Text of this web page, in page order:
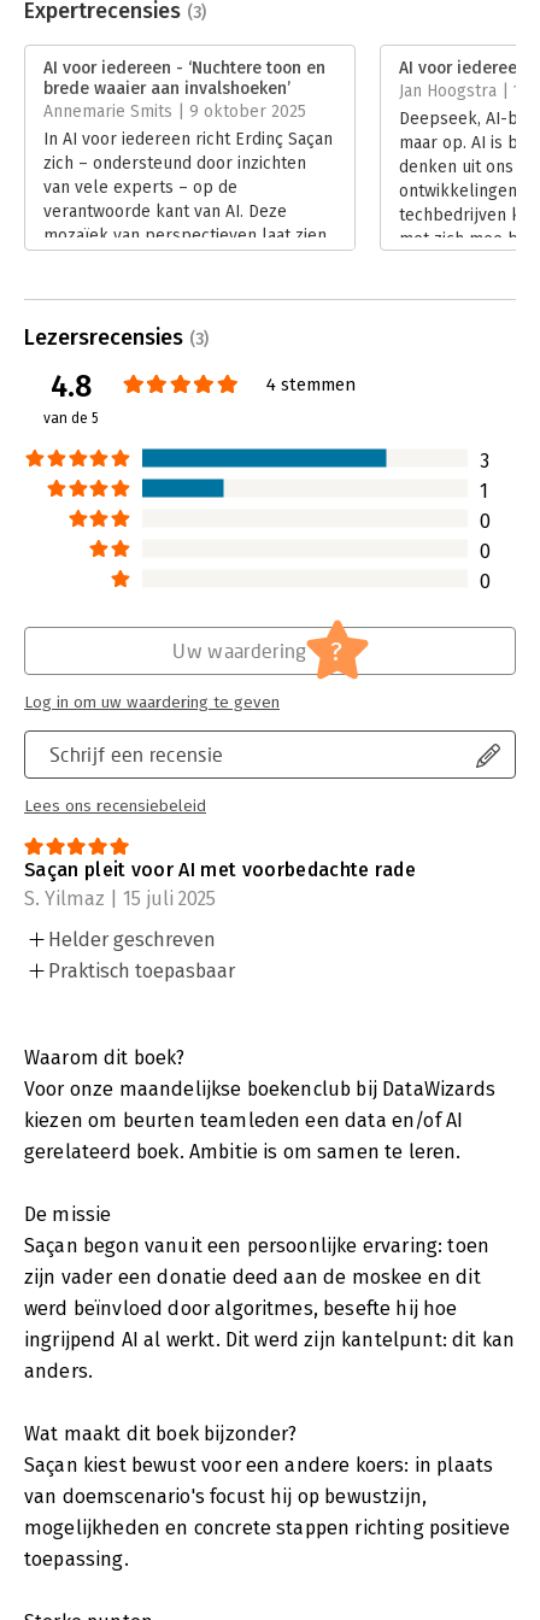
Uitgever:
Van Duuren Media
Verschijningsdatum:
Hoofdrubriek: IT-management / ICT
Mens en
maatschappij
Expertrecensies (3)
AI voor iedereen - ‘Nuchtere toon en
brede waaier aan invalshoeken’
Annemarie Smits | 9 oktober 2025
In AI voor iedereen richt Erdinç Saçan
zich – ondersteund door inzichten
van vele experts – op de
verantwoorde kant van AI. Deze
mozaïek van perspectieven laat zien
gaat Annemarie Smits in op de
geconfronteerd bij het gebruik van
Lees verder
AI voor iedereen -
Jan Hoogstra | 14
Deepseek, AI-
maar op. AI is
denken uit ons
ontwikkelingen
techbedrijven
met zich mee
Lezersrecensies (3)
4.8
van de 5
4 stemmen
3
1
0
0
0
Schrijf een recensie
Lees ons recensiebeleid
Uw waardering ?
Log in om uw waardering te geven
Saçan pleit voor AI met voorbedachte rade
S. Yilmaz | 15 juli 2025
Helder geschreven
Praktisch toepasbaar
Waarom dit boek?
Voor onze maandelijkse boekenclub bij DataWizards
kiezen om beurten teamleden een data en/of AI
gerelateerd boek. Ambitie is om samen te leren.
De missie
Saçan begon vanuit een persoonlijke ervaring: toen
zijn vader een donatie deed aan de moskee en dit
werd beïnvloed door algoritmes, besefte hij hoe
ingrijpend AI al werkt. Dit werd zijn kantelpunt: dit kan
anders.
Wat maakt dit boek bijzonder?
Saçan kiest bewust voor een andere koers: in plaats
van doemscenario's focust hij op bewustzijn,
mogelijkheden en concrete stappen richting positieve
toepassing.